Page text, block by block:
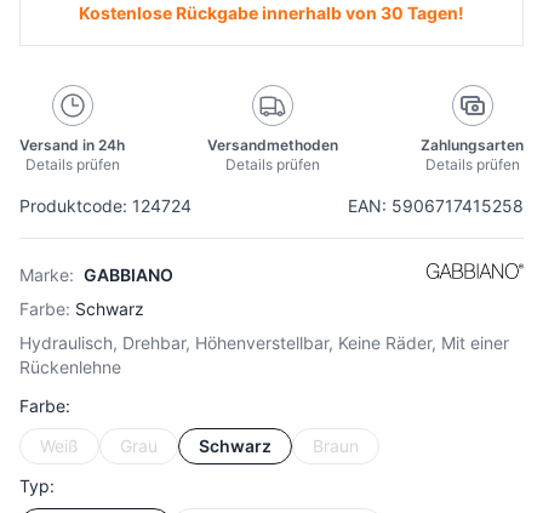
Produktcode: 124724 EAN: 5906717415258
Marke: GABBIANO
Farbe: Schwarz
Hydraulisch, Drehbar, Höhenverstellbar, Keine Räder, Mit einer
Rückenlehne
Farbe:
Weiß
Grau Schwarz
Braun
Typ:
Kostenlose Rückgabe innerhalb von 30 Tagen!
Versand in 24h
Details prüfen
Versandmethoden
Details prüfen
Zahlungsarten
Details prüfen